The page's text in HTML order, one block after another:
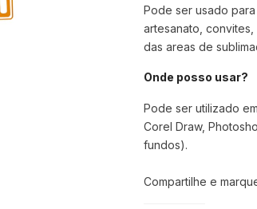
Pode ser usado
artesanato, convites,
das areas de
Onde posso usar?
Pode ser utilizado
Corel Draw,
fundos).
Compartilhe e